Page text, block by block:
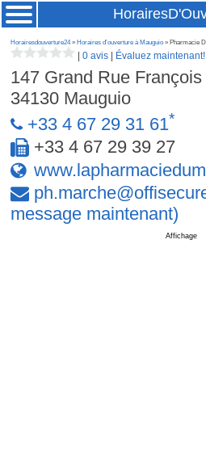
Horairesdouverture24» Horaires d'ouverture à Mauguio » Pharmacie
|0 avis Évaluez maintenant!
147 Grand Rue François
34130 Mauguio
+33 4 67 29 31 61*
+33 4 67 29 39 27
ph.marche@
message maintenant)
Affichage